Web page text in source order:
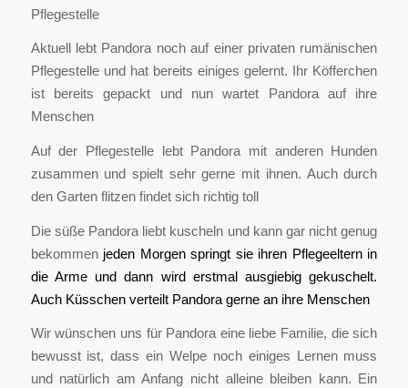
Pflegestelle
Aktuell lebt Pandora noch auf einer privaten rumänischen
Pflegestelle und hat bereits einiges gelernt. Ihr Köfferchen
ist bereits gepackt und nun wartet Pandora auf ihre
Menschen
Auf der Pflegestelle lebt Pandora mit anderen Hunden
zusammen und spielt sehr gerne mit ihnen. Auch durch
den Garten flitzen findet sich richtig toll
Die süße Pandora liebt kuscheln und kann gar nicht genug
bekommen jeden Morgen springt sie ihren Pflegeeltern in
die Arme und dann wird erstmal ausgiebig gekuschelt.
Auch Küsschen verteilt Pandora gerne an ihre Menschen
Wir wünschen uns für Pandora eine liebe Familie, die sich
bewusst ist, dass ein Welpe noch einiges Lernen muss
und natürlich am Anfang nicht alleine bleiben kann. Ein